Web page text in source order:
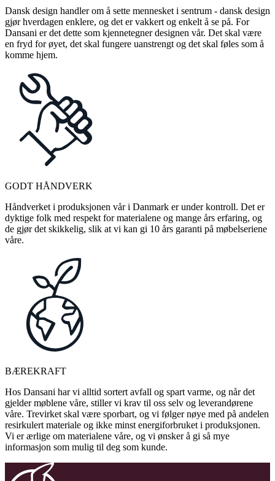
Dansk design handler om å sette mennesket i sentrum - dansk design
gjør hverdagen enklere, og det er vakkert og enkelt å se på. For
Dansani er det dette som kjennetegner designen vår. Det skal være
en fryd for øyet, det skal fungere uanstrengt og det skal føles som å
komme hjem.
GODT HÅNDVERK
Håndverket i produksjonen vår i Danmark er under kontroll. Det er
dyktige folk med respekt for materialene og mange års erfaring, og
de gjør det skikkelig, slik at vi kan gi 10 års garanti på møbelseriene
våre.
BÆREKRAFT
Hos Dansani har vi alltid sortert avfall og spart varme, og når det
gjelder møblene våre, stiller vi krav til oss selv og leverandørene
våre. Trevirket skal være sporbart, og vi følger nøye med på andelen
resirkulert materiale og ikke minst energiforbruket i produksjonen.
Vi er ærlige om materialene våre, og vi ønsker å gi så mye
informasjon som mulig til deg som kunde.